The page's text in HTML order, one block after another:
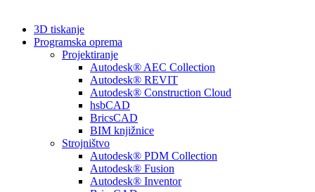
3D tiskanje
Programska oprema
Projektiranje
Autodesk® AEC Collection
Autodesk® REVIT
Autodesk® Construction Cloud
hsbCAD
BricsCAD
BIM knjižnice
Strojništvo
Autodesk® PDM Collection
Autodesk® Fusion
Autodesk® Inventor